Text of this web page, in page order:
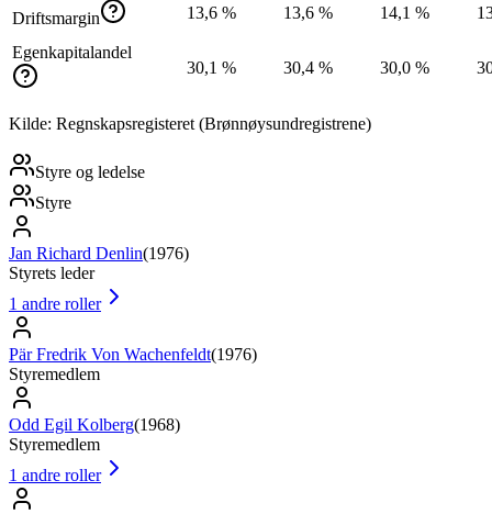
Driftsmargin 13,6 % 13,6 % 14,1 %
Egenkapitalandel
30,1 %
30,4 % 30,0 %
Kilde: Regnskapsregisteret (Brønnøysundregistrene)
Styre og ledelse
Styre
Jan Richard Denlin(1976)
Styrets leder
1 andre roller
Pär Fredrik Von Wachenfeldt(1976)
Styremedlem
Odd Egil Kolberg(1968)
Styremedlem
1 andre roller